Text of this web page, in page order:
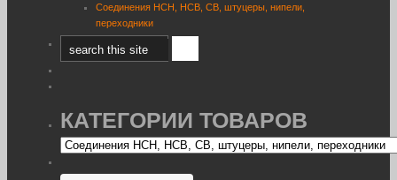
Соединения НСН, НСВ, СВ, штуцеры, нипели,
переходники
КАТЕГОРИИ ТОВАРОВ